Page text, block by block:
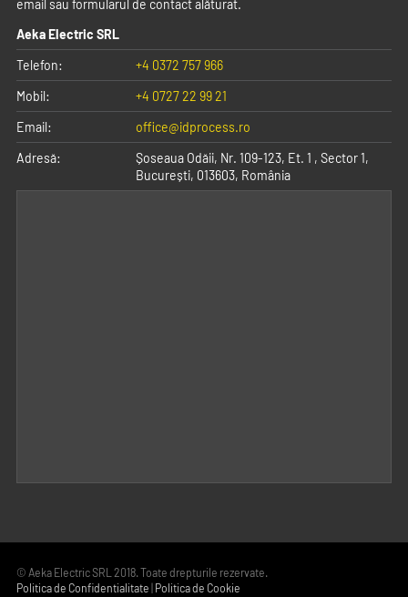
email sau formularul de contact alăturat.
Aeka Electric SRL
Telefon: +4 0372 757 966
Mobil: +4 0727 22 99 21
Email: office@idprocess.ro
Adresă: Șoseaua Odăii, Nr. 109-123, Et. 1 ,Sector 1,
București, 013603, România
© Aeka Electric SRL 2018. Toate drepturile rezervate.
Politica de Confidentialitate | Politica de Cookie